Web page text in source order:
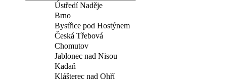
Ústředí Naděje
Brno
Bystřice pod Hostýnem
Česká Třebová
Chomutov
Jablonec nad Nisou
Kadaň
Klášterec nad Ohří